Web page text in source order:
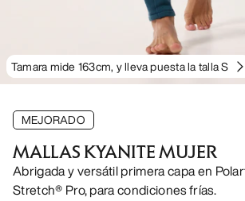
Tamara mide 163cm, y lleva puesta la talla S
MEJORADO
MALLAS KYANITE MUJER
Abrigada y versátil primera capa en
Stretch® Pro, para condiciones frías.